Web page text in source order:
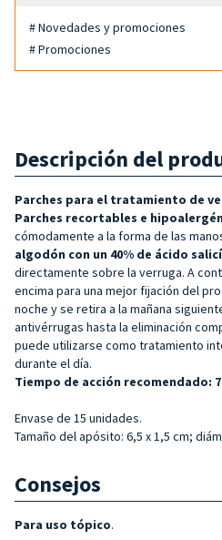
# Novedades y promociones
# Promociones
Descripción del
Parches para el tratamiento de
Parches recortables e
cómodamente a la forma de las
algodón con un 40% de ácido
directamente sobre la verruga. A
encima para una mejor fijación del
noche y se retira a la mañana
antivérrugas hasta la eliminación
puede utilizarse como tratamiento
durante el día.
Tiempo de acción recomendado:
Envase de 15 unidades.
Tamaño del apósito: 6,5 x 1,5 cm;
Consejos
Para uso tópico.